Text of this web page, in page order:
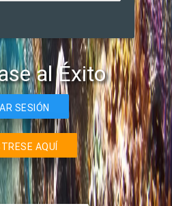
al Éxito
SESIÓN
AQUÍ